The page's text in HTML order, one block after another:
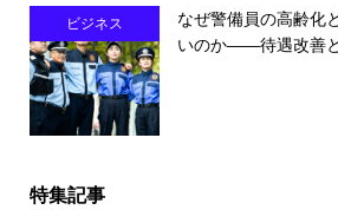
ビジネス
なぜ警備員の高齢化
いのか――待遇改善と
特集記事